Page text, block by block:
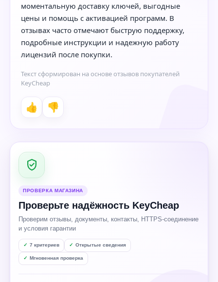
моментальную доставку ключей, выгодные
цены и помощь с активацией программ. В
отзывах часто отмечают быструю поддержку,
подробные инструкции и надежную работу
лицензий после покупки.
Текст сформирован на основе отзывов покупателей
KeyCheap
👍 👎
ПРОВЕРКА МАГАЗИНА
Проверьте надёжность KeyCheap
Проверим отзывы, документы, контакты, HTTPS-соединение
и условия гарантии
7 критериев Открытые сведения
Мгновенная проверка